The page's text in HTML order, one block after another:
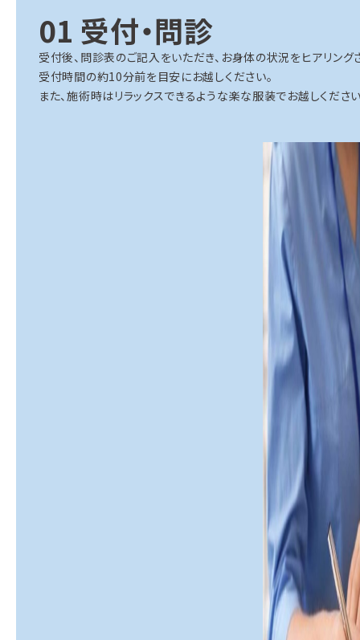
01 受付・問診
受付後、問診表のご記入をいただき、お身体の状況をヒアリング
受付時間の約10分前を目安にお越しください。
また、施術時はリラックスできるような楽な服装でお越しください